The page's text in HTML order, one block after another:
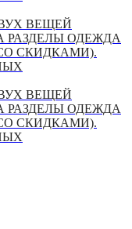
ВЕЩЕЙ
РАЗДЕЛЫ ОДЕЖДА
СКИДКАМИ).
ВЕЩЕЙ
РАЗДЕЛЫ ОДЕЖДА
СКИДКАМИ).